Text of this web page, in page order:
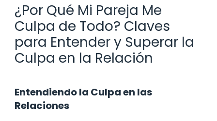
¿Por Qué Mi Pareja Me
Culpa de Todo? Claves
para Entender y Superar la
Culpa en la Relación
Entendiendo la Culpa en las
Relaciones